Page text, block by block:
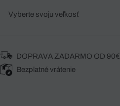
Vyberte svoju veľkosť
DOPRAVA ZADARMO OD 90€
Bezplatné vrátenie